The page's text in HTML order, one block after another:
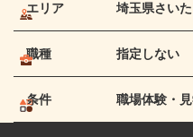
エリア 埼玉県さい
職種 指定しない
条件 職場体験・